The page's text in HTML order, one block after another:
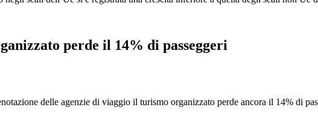
perde il 14% di passeggeri
delle agenzie di viaggio il turismo organizzato perde ancora il 14% di